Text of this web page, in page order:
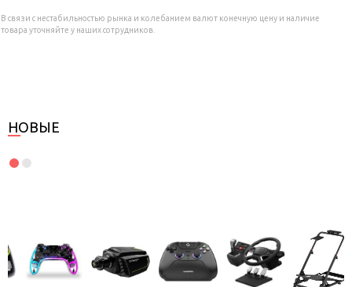
В связи с нестабильностью рынка и колебанием валют конечную цену и наличие
товара уточняйте у наших сотрудников.
НОВЫЕ